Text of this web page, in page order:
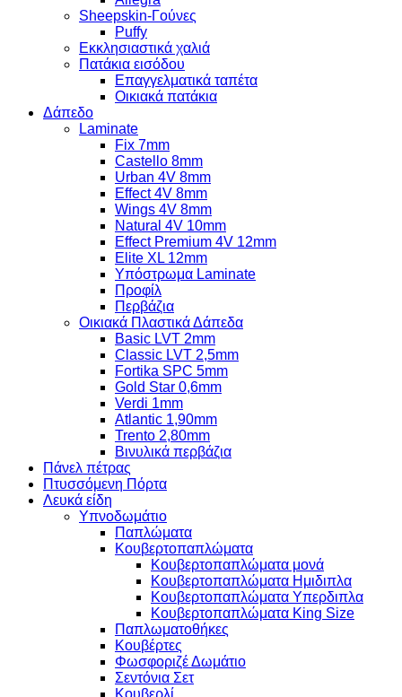
Sheepskin-Γούνες
Puffy
Εκκλησιαστικά χαλιά
Πατάκια εισόδου
Επαγγελματικά ταπέτα
Οικιακά πατάκια
Δάπεδο
Laminate
Fix 7mm
Castello 8mm
Urban 4V 8mm
Effect 4V 8mm
Wings 4V 8mm
Natural 4V 10mm
Effect Premium 4V 12mm
Elite XL 12mm
Υπόστρωμα Laminate
Προφίλ
Περβάζια
Οικιακά Πλαστικά Δάπεδα
Basic LVT 2mm
Classic LVT 2,5mm
Fortika SPC 5mm
Gold Star 0,6mm
Verdi 1mm
Atlantic 1,90mm
Trento 2,80mm
Βινυλικά περβάζια
Πάνελ πέτρας
Πτυσσόμενη Πόρτα
Λευκά είδη
Υπνοδωμάτιο
Παπλώματα
Κουβερτοπαπλώματα
Κουβερτοπαπλώματα μονά
Κουβερτοπαπλώματα Ημιδιπλα
Κουβερτοπαπλώματα Υπερδιπλα
Κουβερτοπαπλώματα King Size
Παπλωματοθήκες
Κουβέρτες
Φωσφοριζέ Δωμάτιο
Σεντόνια Σετ
Κουβερλί